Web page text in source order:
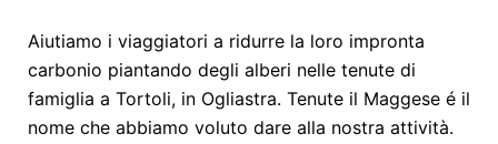
Aiutiamo i viaggiatori a ridurre la loro impronta
carbonio piantando degli alberi nelle tenute di
famiglia a Tortoli, in Ogliastra. Tenute il Maggese é il
nome che abbiamo voluto dare alla nostra attività.